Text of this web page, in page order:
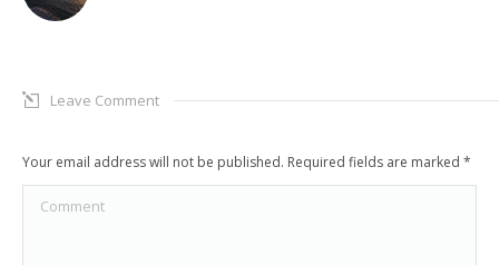
Leave Comment
Your email address will not be published. Required fields are marked *
Comment